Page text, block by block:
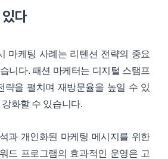
다
마케팅 사례는 리텐션 전략의 중요
니다. 패션 마케터는 디지털 스탬프
략을 펼치며 재방문율을 높일 수 있
화할 수 있습니다.
과 개인화된 마케팅 메시지를 위한
드 프로그램의 효과적인 운영은 고